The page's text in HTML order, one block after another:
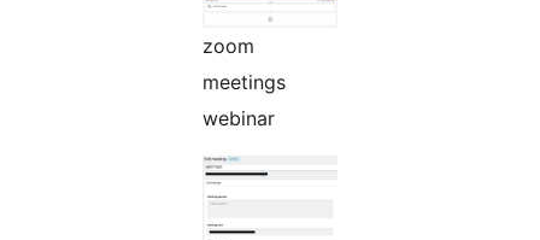
zoom
meetings
webinar